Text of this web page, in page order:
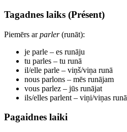
Tagadnes laiks (Présent)
Piemērs arparler(runāt):
je parle – es runāju
tu parles – tu runā
il/elle parle – viņš/viņa runā
nous parlons – mēs runājam
vous parlez – jūs runājat
ils/elles parlent – viņi/viņas runā
Pagaidnes laiki